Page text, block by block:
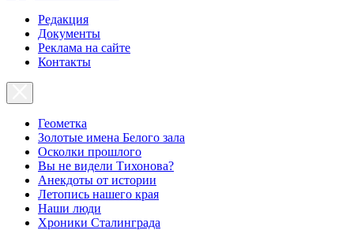
Редакция
Документы
Реклама на сайте
Контакты
Геометка
Золотые имена Белого зала
Осколки прошлого
Вы не видели Тихонова?
Анекдоты от истории
Летопись нашего края
Наши люди
Хроники Сталинграда